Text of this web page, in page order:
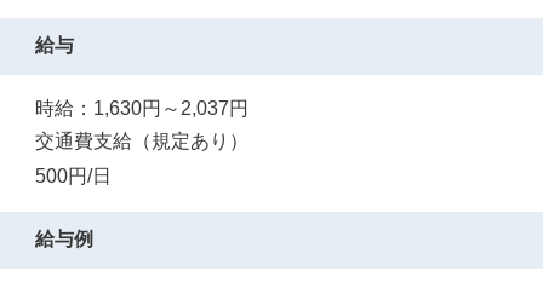
給与
時給：1,630円～2,037円
交通費支給（規定あり）
500円/日
給与例